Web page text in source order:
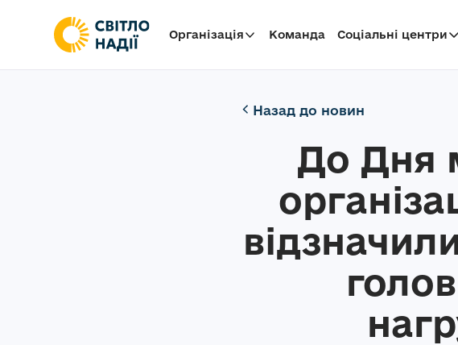
Організація Команда Cоціальні центри
Назад до новин
До Дня